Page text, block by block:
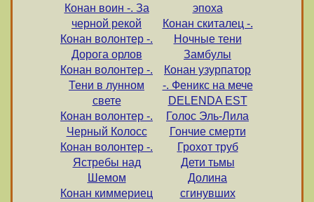
Конан воин -. За
черной рекой
Конан волонтер -.
Дорога орлов
Конан волонтер -.
Тени в лунном
свете
Конан волонтер -.
Черный Колосс
Конан волонтер -.
Ястребы над
Шемом
Конан киммериец
эпоха
Конан скиталец -.
Ночные тени
Замбулы
Конан узурпатор
-. Феникс на мече
DELENDA EST
Голос Эль-Лила
Гончие смерти
Грохот труб
Дети тьмы
Долина
сгинувших